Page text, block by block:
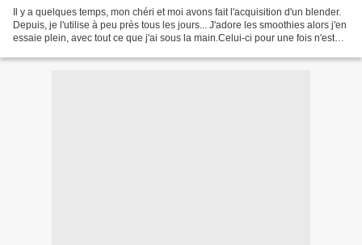
Il y a quelques temps, mon chéri et moi avons fait l'acquisition d'un blender.
Depuis, je l'utilise à peu près tous les jours... J'adore les smoothies alors j'en
essaie plein, avec tout ce que j'ai sous la main.Celui-ci pour une fois n'est